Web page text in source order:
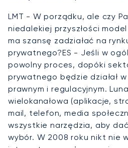
LMT - W porządku, ale czy
niedalekiej przyszłości
ma szansę zadziałać na
prywatnego?ES - Jeśli w
powolny proces, dopóki
prywatnego będzie działał
prawnym i regulacyjnym.
wielokanałowa (aplikacje,
mail, telefon, media
wszystkie narzędzia, aby
wybór. W 2008 roku nikt nie